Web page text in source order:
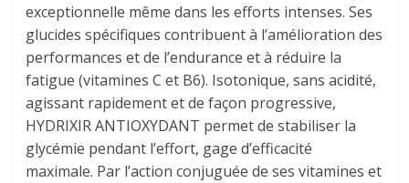
exceptionnelle même dans les efforts intenses. Ses
glucides spécifiques contribuent à l’amélioration des
performances et de l’endurance et à réduire la
fatigue (vitamines C et B6). Isotonique, sans acidité,
agissant rapidement et de façon progressive,
HYDRIXIR ANTIOXYDANT permet de stabiliser la
glycémie pendant l’effort, gage d’efficacité
maximale. Par l’action conjuguée de ses vitamines et